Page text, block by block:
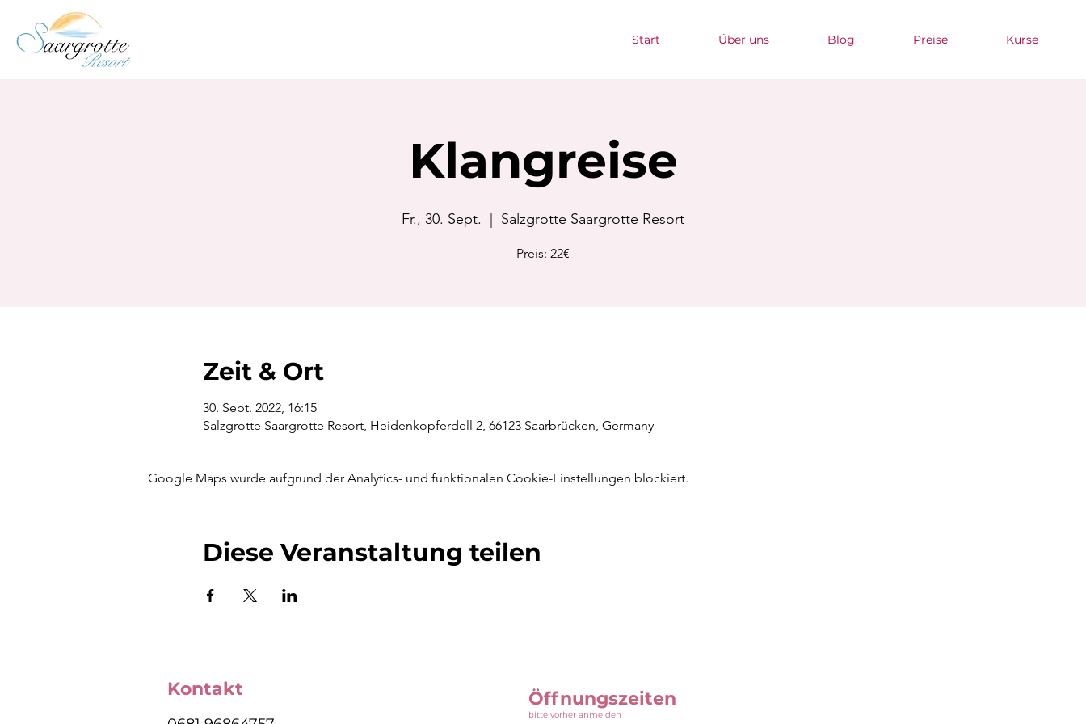
Start Über uns Blog Preise Kurse
Klangreise
Fr., 30. Sept. Salzgrotte Saargrotte Resort
Preis: 22€
Zeit & Ort
30. Sept. 2022, 16:15
Salzgrotte Saargrotte Resort, Heidenkopferdell 2, 66123 Saarbrücken, Germany
Google Maps wurde aufgrund der Analytics- und funktionalen Cookie-Einstellungen blockiert.
Diese Veranstaltung teilen
Kontakt Öffnungszeiten
bitte vorher anmelden